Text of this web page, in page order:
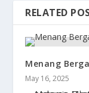
RELATED
Menang
May 16, 2025